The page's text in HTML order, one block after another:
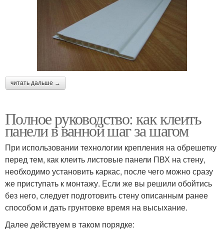
читать дальше →
Полное руководство: как клеить
панели в ванной шаг за шагом
При использовании технологии крепления на обрешетку
перед тем, как клеить листовые панели ПВХ на стену,
необходимо установить каркас, после чего можно сразу
же приступать к монтажу. Если же вы решили обойтись
без него, следует подготовить стену описанным ранее
способом и дать грунтовке время на высыхание.
Далее действуем в таком порядке: